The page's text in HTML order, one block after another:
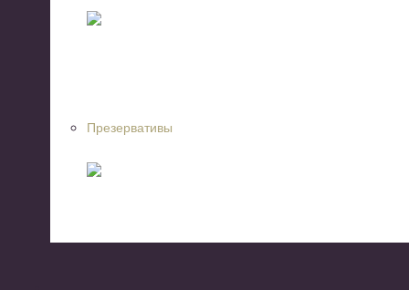
Презервативы